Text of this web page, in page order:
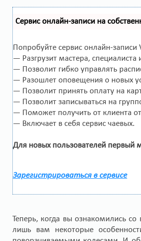
Сервис онлайн-записи на
Попробуйте сервис онлайн-записи
— Разгрузит мастера,
— Позволит гибко управлять
— Разошлет оповещения о новых
— Позволит принять оплату на
— Позволит записываться на
— Поможет получить от клиента
— Включает в себя сервис чаевых.
Для новых пользователей первый
Зарегистрироваться в сервисе
Теперь, когда вы ознакомились
лишь вам некоторые